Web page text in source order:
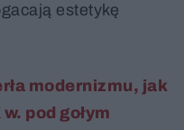
estetykę
modernizmu, jak
pod gołym